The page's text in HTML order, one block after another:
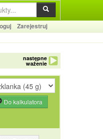
Zarejestruj
następne
ważenie
Do kalkulatora